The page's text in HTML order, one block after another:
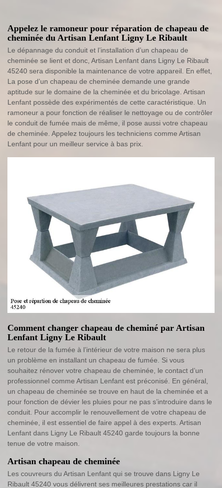
Appelez le ramoneur pour réparation de chapeau de
cheminée du Artisan Lenfant Ligny Le Ribault
Le dépannage du conduit et l’installation d’un chapeau de
cheminée se lient et donc, Artisan Lenfant dans Ligny Le Ribault
45240 sera disponible la maintenance de votre appareil. En effet,
La pose d’un chapeau de cheminée demande une grande
aptitude sur le domaine de la cheminée et du bricolage. Artisan
Lenfant possède des expérimentés de cette caractéristique. Un
ramoneur a pour fonction de réaliser le nettoyage ou de contrôler
le conduit de fumée mais de même, il pose aussi votre chapeau
de cheminée. Appelez toujours les techniciens comme Artisan
Lenfant pour un meilleur service à bas prix.
Comment changer chapeau de cheminé par Artisan
Lenfant Ligny Le Ribault
Le retour de la fumée à l’intérieur de votre maison ne sera plus
un problème en installant un chapeau de fumée. Si vous
souhaitez rénover votre chapeau de cheminée, le contact d’un
professionnel comme Artisan Lenfant est préconisé. En général,
un chapeau de cheminée se trouve en haut de la cheminée et a
pour fonction de dévier les pluies pour ne pas s’introduire dans le
conduit. Pour accomplir le renouvellement de votre chapeau de
cheminée, il est essentiel de faire appel à des experts. Artisan
Lenfant dans Ligny Le Ribault 45240 garde toujours la bonne
tenue de votre maison.
Artisan chapeau de cheminée
Les couvreurs du Artisan Lenfant qui se trouve dans Ligny Le
Ribault 45240 vous délivrent ses meilleures prestations car il